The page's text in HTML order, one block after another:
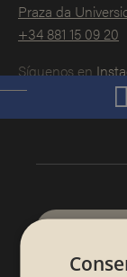
Praza da
+34 881 15 09 20
Síguenos en